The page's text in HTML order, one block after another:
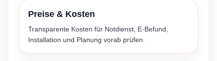
Preise & Kosten
Transparente Kosten für Notdienst, E-Befund,
Installation und Planung vorab prüfen.